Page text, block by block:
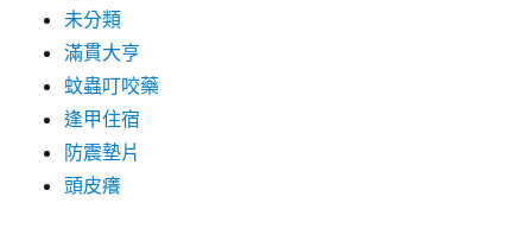
未分類
滿貫大亨
蚊蟲叮咬藥
逢甲住宿
防震墊片
頭皮癢